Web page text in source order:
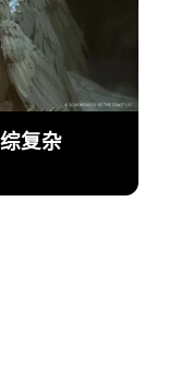
复杂